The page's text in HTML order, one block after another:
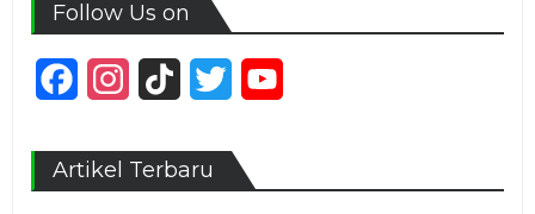
Follow Us on
FacebookInstagram
TikTok Twitter
Artikel Terbaru